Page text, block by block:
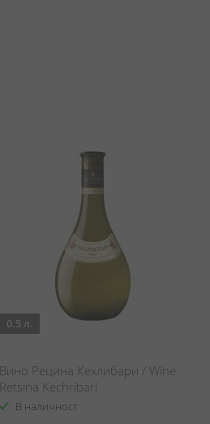
0.5 л.
Вино Рецина Кехлибари / Wine
Retsina Kechribari
В наличност